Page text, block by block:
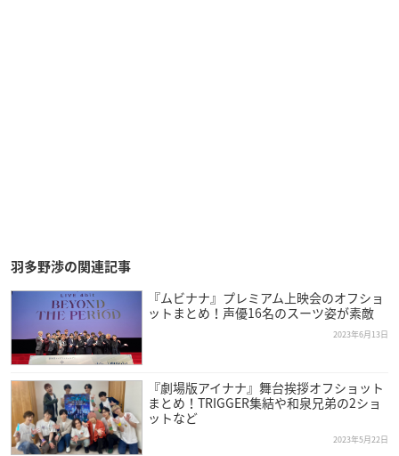
羽多野渉の関連記事
『ムビナナ』プレミアム上映会のオフショ
ットまとめ！声優16名のスーツ姿が素敵
2023年6月13日
『劇場版アイナナ』舞台挨拶オフショット
まとめ！TRIGGER集結や和泉兄弟の2ショ
ットなど
2023年5月22日